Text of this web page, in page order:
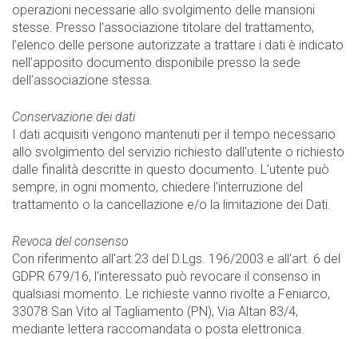
operazioni necessarie allo svolgimento delle mansioni
stesse. Presso l'associazione titolare del trattamento,
l’elenco delle persone autorizzate a trattare i dati è indicato
nell’apposito documento disponibile presso la sede
dell’associazione stessa.
Conservazione dei dati
I dati acquisiti vengono mantenuti per il tempo necessario
allo svolgimento del servizio richiesto dall'utente o richiesto
dalle finalità descritte in questo documento. L'utente può
sempre, in ogni momento, chiedere l'interruzione del
trattamento o la cancellazione e/o la limitazione dei Dati.
Revoca del consenso
Con riferimento all'art.23 del D.Lgs. 196/2003 e all'art. 6 del
GDPR 679/16, l'interessato può revocare il consenso in
qualsiasi momento. Le richieste vanno rivolte a Feniarco,
33078 San Vito al Tagliamento (PN), Via Altan 83/4,
mediante lettera raccomandata o posta elettronica.